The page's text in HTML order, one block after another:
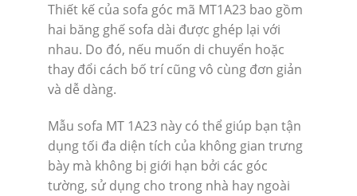
Thiết kế của sofa góc mã MT1A23 bao gồm
hai băng ghế sofa dài được ghép lại với
nhau. Do đó, nếu muốn di chuyển hoặc
thay đổi cách bố trí cũng vô cùng đơn giản
và dễ dàng.
Mẫu sofa MT 1A23 này có thể giúp bạn tận
dụng tối đa diện tích của không gian trưng
bày mà không bị giới hạn bởi các góc
tường, sử dụng cho trong nhà hay ngoài